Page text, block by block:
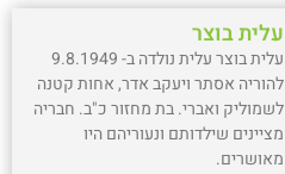
עלית בוצר
עלית בוצר עלית נולדה ב- 9.8.1949
להוריה אסתר ויעקב אדר, אחות קטנה
לשמוליק ואברי. בת מחזור כ"ב. חבריה
מציינים שילדותם ונעוריהם היו
מאושרים.